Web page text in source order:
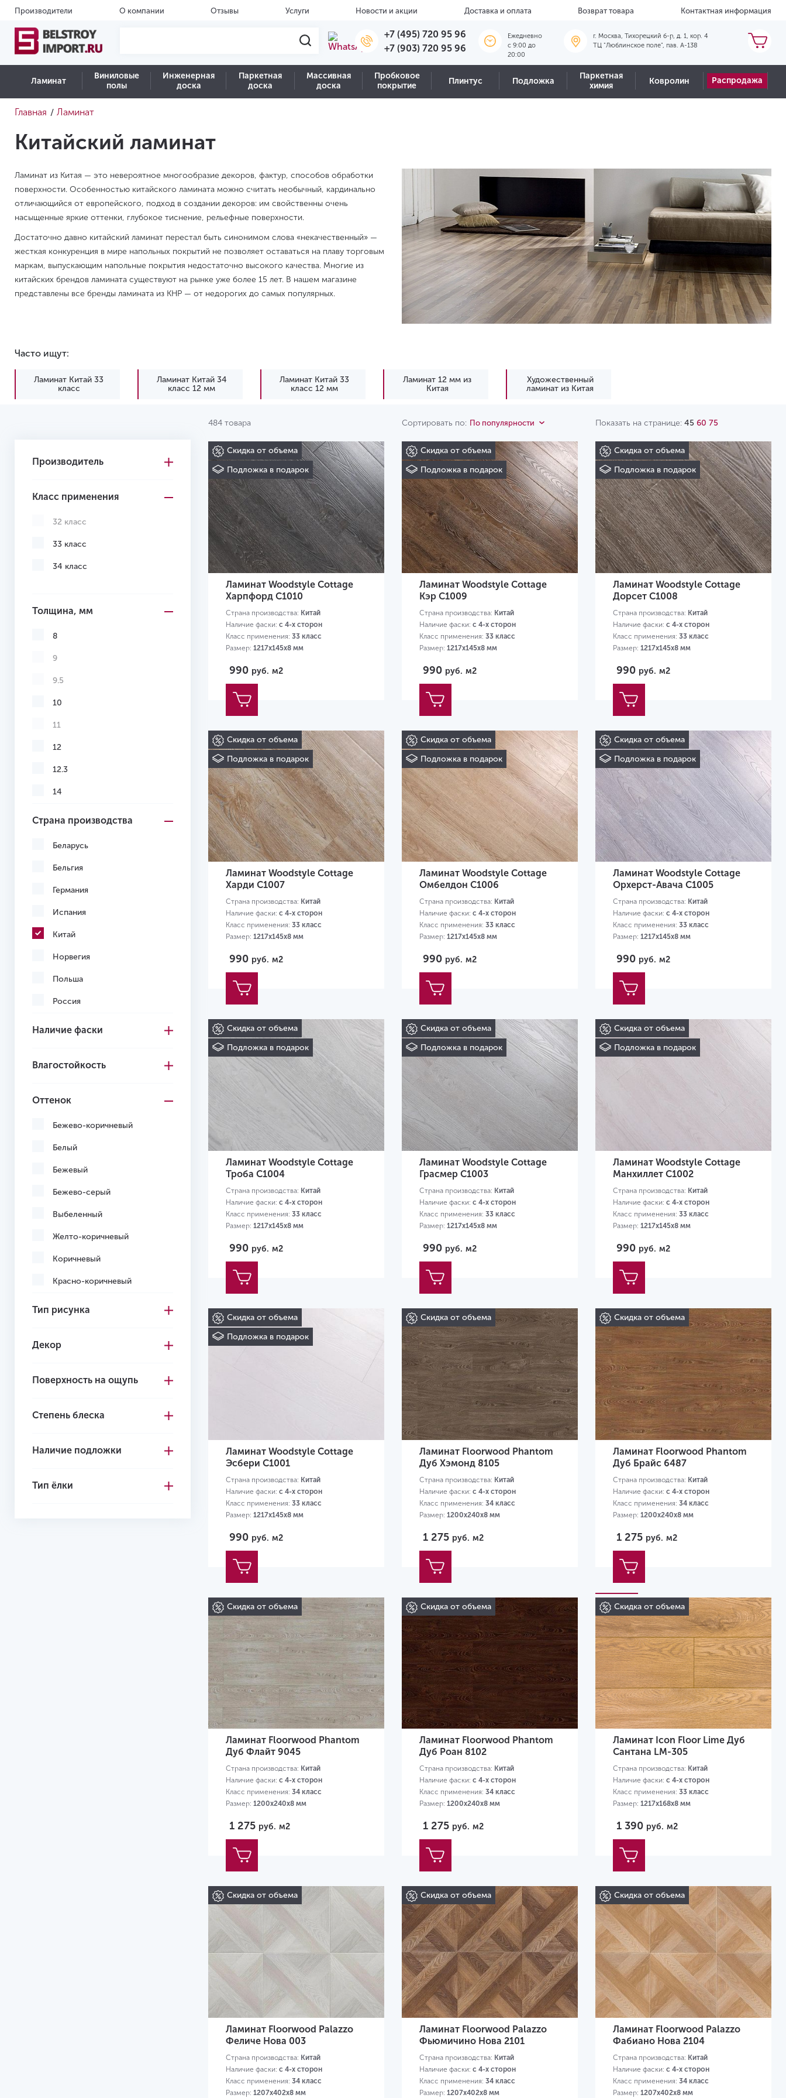
Производители О компании Отзывы Услуги Новости и акции Доставка и оплата Возврат товара Контактная информация
+7 (495) 720 95 96
+7 (903) 720 95 96
Ежедневно
c 9:00 до
20:00
г. Москва, Тихорецкий б-р, д. 1, кор. 4
ТЦ "Люблинское поле", пав. А-138
Ламинат
Виниловые
полы
Инженерная
доска
Паркетная
доска
Массивная
доска
Пробковое
покрытие
Плинтус Подложка
Паркетная
химия
Ковролин Распродажа
Главная / Ламинат
Китайский ламинат
Ламинат из Китая — это невероятное многообразие декоров, фактур, способов обработки
поверхности. Особенностью китайского ламината можно считать необычный, кардинально
отличающийся от европейского, подход в создании декоров: им свойственны очень
насыщенные яркие оттенки, глубокое тиснение, рельефные поверхности.
Достаточно давно китайский ламинат перестал быть синонимом слова «некачественный» —
жесткая конкуренция в мире напольных покрытий не позволяет оставаться на плаву торговым
маркам, выпускающим напольные покрытия недостаточно высокого качества. Многие из
китайских брендов ламината существуют на рынке уже более 15 лет. В нашем магазине
представлены все бренды ламината из КНР — от недорогих до самых популярных.
Часто ищут:
Ламинат Китай 33
класс
Ламинат Китай 34
класс 12 мм
Ламинат Китай 33
класс 12 мм
Ламинат 12 мм из
Китая
Художественный
ламинат из Китая
484 товара Сортировать по: По популярности Показать на странице: 45 60 75
Производитель
Класс применения
32 класс
33 класс
34 класс
Толщина, мм
8
9
9.5
10
11
12
12.3
14
Страна производства
Беларусь
Бельгия
Германия
Испания
Китай
Норвегия
Польша
Россия
Швейцария
Наличие фаски
Влагостойкость
Оттенок
Бежево-коричневый
Белый
Бежевый
Бежево-серый
Выбеленный
Желто-коричневый
Коричневый
Красно-коричневый
Светло-коричневый
Серый
Черный
Тип рисунка
Декор
Поверхность на ощупь
Степень блеска
Наличие подложки
Тип ёлки
Скидка от объема
Подложка в подарок
Ламинат Woodstyle Cottage
Харпфорд C1010
Страна производства: Китай
Наличие фаски: с 4-х сторон
Класс применения: 33 класс
Размер: 1217х145х8 мм
990 руб. м2
Скидка от объема
Подложка в подарок
Ламинат Woodstyle Cottage
Кэр C1009
Страна производства: Китай
Наличие фаски: с 4-х сторон
Класс применения: 33 класс
Размер: 1217х145х8 мм
990 руб. м2
Скидка от объема
Подложка в подарок
Ламинат Woodstyle Cottage
Дорсет C1008
Страна производства: Китай
Наличие фаски: с 4-х сторон
Класс применения: 33 класс
Размер: 1217х145х8 мм
990 руб. м2
Скидка от объема
Подложка в подарок
Ламинат Woodstyle Cottage
Харди C1007
Страна производства: Китай
Наличие фаски: с 4-х сторон
Класс применения: 33 класс
Размер: 1217х145х8 мм
990 руб. м2
Скидка от объема
Подложка в подарок
Ламинат Woodstyle Cottage
Омбелдон C1006
Страна производства: Китай
Наличие фаски: с 4-х сторон
Класс применения: 33 класс
Размер: 1217х145х8 мм
990 руб. м2
Скидка от объема
Подложка в подарок
Ламинат Woodstyle Cottage
Орхерст-Авача C1005
Страна производства: Китай
Наличие фаски: с 4-х сторон
Класс применения: 33 класс
Размер: 1217х145х8 мм
990 руб. м2
Скидка от объема
Подложка в подарок
Ламинат Woodstyle Cottage
Троба C1004
Страна производства: Китай
Наличие фаски: с 4-х сторон
Класс применения: 33 класс
Размер: 1217х145х8 мм
990 руб. м2
Скидка от объема
Подложка в подарок
Ламинат Woodstyle Cottage
Грасмер C1003
Страна производства: Китай
Наличие фаски: с 4-х сторон
Класс применения: 33 класс
Размер: 1217х145х8 мм
990 руб. м2
Скидка от объема
Подложка в подарок
Ламинат Woodstyle Cottage
Манхиллет C1002
Страна производства: Китай
Наличие фаски: с 4-х сторон
Класс применения: 33 класс
Размер: 1217х145х8 мм
990 руб. м2
Скидка от объема
Подложка в подарок
Ламинат Woodstyle Cottage
Эсбери C1001
Страна производства: Китай
Наличие фаски: с 4-х сторон
Класс применения: 33 класс
Размер: 1217х145х8 мм
990 руб. м2
Скидка от объема
Ламинат Floorwood Phantom
Дуб Хэмонд 8105
Страна производства: Китай
Наличие фаски: с 4-х сторон
Класс применения: 34 класс
Размер: 1200х240х8 мм
1 275 руб. м2
Скидка от объема
Ламинат Floorwood Phantom
Дуб Брайс 6487
Страна производства: Китай
Наличие фаски: с 4-х сторон
Класс применения: 34 класс
Размер: 1200х240х8 мм
1 275 руб. м2
Скидка от объема
Ламинат Floorwood Phantom
Дуб Флайт 9045
Страна производства: Китай
Наличие фаски: с 4-х сторон
Класс применения: 34 класс
Размер: 1200х240х8 мм
1 275 руб. м2
Скидка от объема
Ламинат Floorwood Phantom
Дуб Роан 8102
Страна производства: Китай
Наличие фаски: с 4-х сторон
Класс применения: 34 класс
Размер: 1200х240х8 мм
1 275 руб. м2
Скидка от объема
Ламинат Icon Floor Lime Дуб
Сантана LM-305
Страна производства: Китай
Наличие фаски: с 4-х сторон
Класс применения: 33 класс
Размер: 1217х168х8 мм
1 390 руб. м2
Скидка от объема
Ламинат Floorwood Palazzo
Феличе Нова 003
Страна производства: Китай
Наличие фаски: с 4-х сторон
Класс применения: 34 класс
Размер: 1207х402х8 мм
Скидка от объема
Ламинат Floorwood Palazzo
Фьюмичино Нова 2101
Страна производства: Китай
Наличие фаски: с 4-х сторон
Класс применения: 34 класс
Размер: 1207х402х8 мм
Скидка от объема
Ламинат Floorwood Palazzo
Фабиано Нова 2104
Страна производства: Китай
Наличие фаски: с 4-х сторон
Класс применения: 34 класс
Размер: 1207х402х8 мм